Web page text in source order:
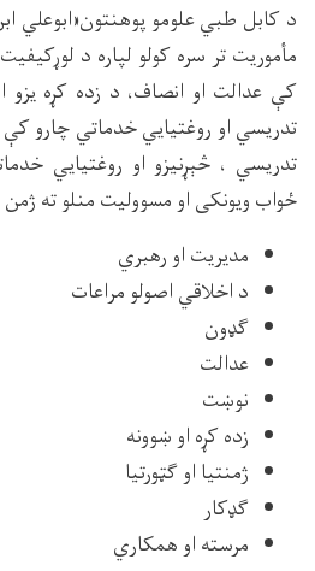
د کابل طبي علومو پوهنتون«ابوعلي
مأموریت تر سره کولو لپاره د
کې عدالت او انصاف، د زده کړه یزو
تدریسي او روغتیایي خدماتي چارو کې
تدریسي ، څېړنیزو او روغتیایي
ځواب ویونکی او مسوولیت منلو ته
مدیریت او رهبري
د اخلاقي اصولو مراعات
ګډون
عدالت
نوښت
زده کړه او ښوونه
ژمنتیا او ګټورتیا
ګډ‏کار
مرسته او همکاري